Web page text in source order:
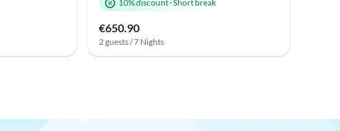
10% discount·Short break
€650.90
2 guests / 7 Nights